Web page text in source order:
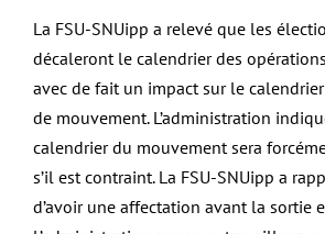
La FSU-SNUipp a relevé que les
décaleront le calendrier des
avec de fait un impact sur le
de mouvement. L’administration
calendrier du mouvement sera
s’il est contraint. La FSU-SNUipp a
d’avoir une affectation avant la sortie